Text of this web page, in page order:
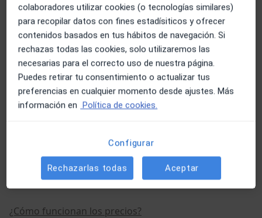
Visita Fisioterapia
Visitas sucesivas Osteopatía
Visita sucesiva fisioterapia
Exploración y diagnóstico de ATM
+ 6 servicios
¿Cómo funcionan los precios?
colaboradores utilizar cookies (o tecnologías similares)
para recopilar datos con fines estadísiticos y ofrecer
contenidos basados en tus hábitos de navegación. Si
rechazas todas las cookies, solo utilizaremos las
necesarias para el correcto uso de nuestra página.
Puedes retirar tu consentimiento o actualizar tus
preferencias en cualquier momento desde ajustes. Más
información en Política de cookies.
Configurar
Rechazarlas todas Aceptar